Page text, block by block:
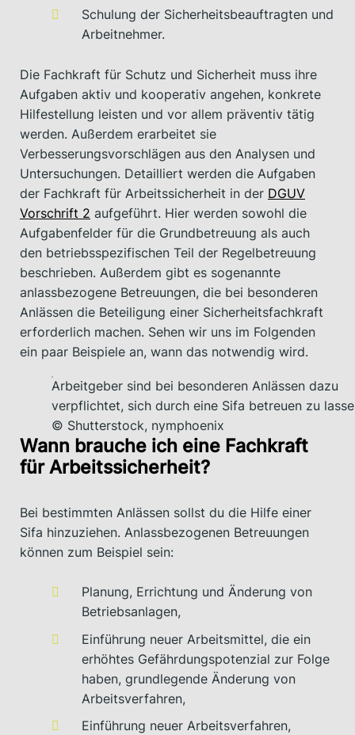
Schulung der Sicherheitsbeauftragten und
Arbeitnehmer.
Die Fachkraft für Schutz und Sicherheit muss ihre
Aufgaben aktiv und kooperativ angehen, konkrete
Hilfestellung leisten und vor allem präventiv tätig
werden. Außerdem erarbeitet sie
Verbesserungsvorschlägen aus den Analysen und
Untersuchungen. Detailliert werden die Aufgaben
der Fachkraft für Arbeitssicherheit in der DGUV
Vorschrift 2 aufgeführt. Hier werden sowohl die
Aufgabenfelder für die Grundbetreuung als auch
den betriebsspezifischen Teil der Regelbetreuung
beschrieben. Außerdem gibt es sogenannte
anlassbezogene Betreuungen, die bei besonderen
Anlässen die Beteiligung einer Sicherheitsfachkraft
erforderlich machen. Sehen wir uns im Folgenden
ein paar Beispiele an, wann das notwendig wird.
Arbeitgeber sind bei besonderen Anlässen dazu
verpflichtet, sich durch eine Sifa betreuen zu
© Shutterstock, nymphoenix
Wann brauche ich eine Fachkraft
für Arbeitssicherheit?
Bei bestimmten Anlässen sollst du die Hilfe einer
Sifa hinzuziehen. Anlassbezogenen Betreuungen
können zum Beispiel sein:
Planung, Errichtung und Änderung von
Betriebsanlagen,
Einführung neuer Arbeitsmittel, die ein
erhöhtes Gefährdungspotenzial zur Folge
haben, grundlegende Änderung von
Arbeitsverfahren,
Einführung neuer Arbeitsverfahren,